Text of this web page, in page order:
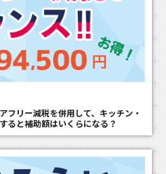
フリー減税を併用して、キッチン・
ると補助額はいくらになる？